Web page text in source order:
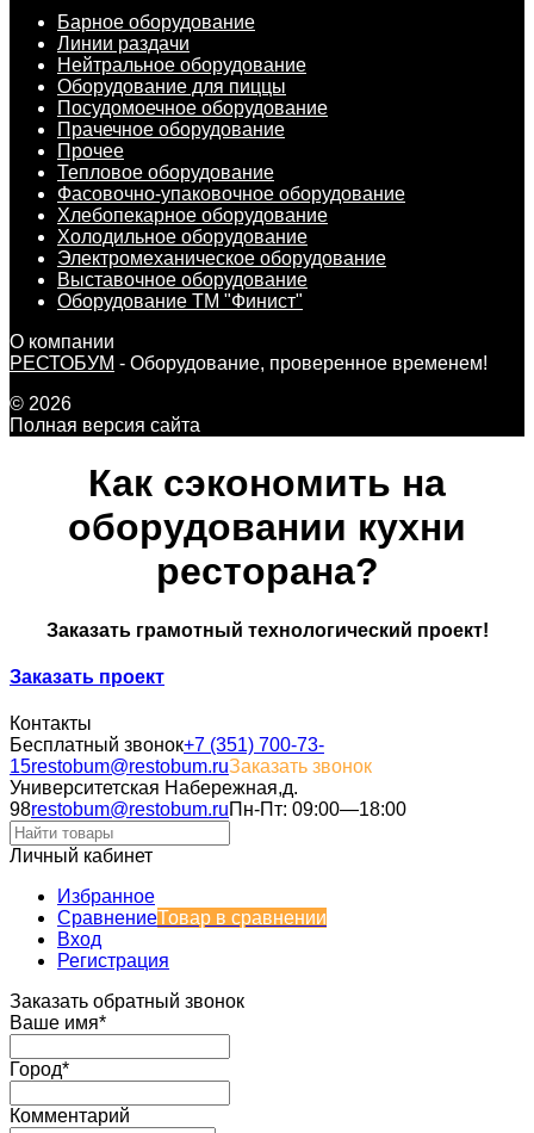
Барное оборудование
Линии раздачи
Нейтральное оборудование
Оборудование для пиццы
Посудомоечное оборудование
Прачечное оборудование
Прочее
Тепловое оборудование
Фасовочно-упаковочное оборудование
Хлебопекарное оборудование
Холодильное оборудование
Электромеханическое оборудование
Выставочное оборудование
Оборудование ТМ "Финист"
О компании
РЕСТОБУМ - Оборудование, проверенное временем!
© 2026
Полная версия сайта
Как сэкономить на
оборудовании кухни
ресторана?
Заказать грамотный технологический проект!
Заказать проект
Контакты
Бесплатный звонок+7 (351) 700-73-
15restobum@restobum.ruЗаказать звонок
Университетская Набережная,д.
98restobum@restobum.ruПн-Пт: 09:00—18:00
Личный кабинет
Избранное
СравнениеТовар в сравнении
Вход
Регистрация
Заказать обратный звонок
Ваше имя*
Город*
Комментарий